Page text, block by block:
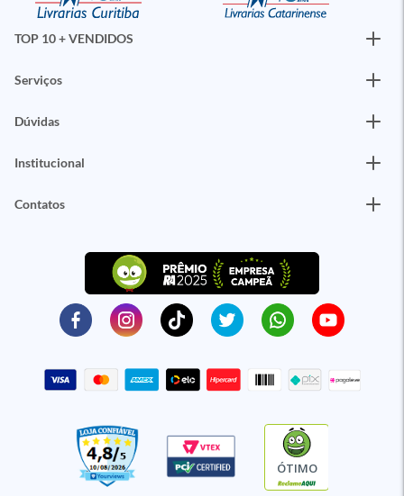
TOP 10 + VENDIDOS
Serviços
Dúvidas
Institucional
Contatos
ÓTIMO